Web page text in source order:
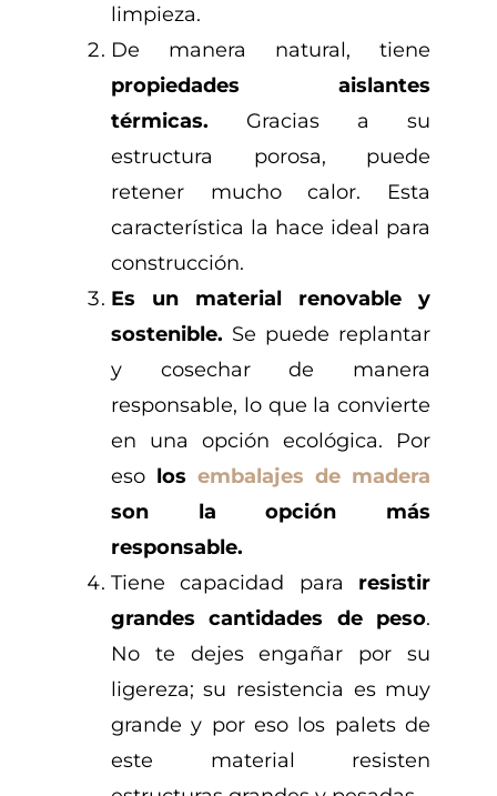
limpieza.
De manera natural, tiene
propiedades aislantes
térmicas. Gracias a su
estructura porosa, puede
retener mucho calor. Esta
característica la hace ideal para
construcción.
Es un material renovable y
sostenible. Se puede replantar
y cosechar de manera
responsable, lo que la convierte
en una opción ecológica. Por
eso losembalajes de madera
son la opción más
responsable.
Tiene capacidad para resistir
grandes cantidades de peso.
No te dejes engañar por su
ligereza; su resistencia es muy
grande y por eso los palets de
este material resisten